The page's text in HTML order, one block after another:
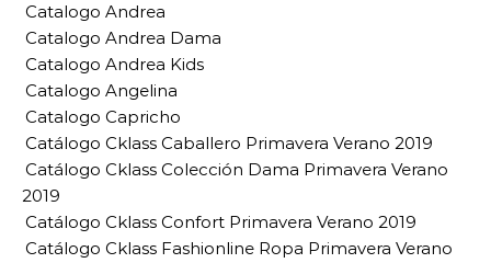
Catalogo Andrea
Catalogo Andrea Dama
Catalogo Andrea Kids
Catalogo Angelina
Catalogo Capricho
Catálogo Cklass Caballero Primavera Verano 2019
Catálogo Cklass Colección Dama Primavera Verano
2019
Catálogo Cklass Confort Primavera Verano 2019
Catálogo Cklass Fashionline Ropa Primavera Verano